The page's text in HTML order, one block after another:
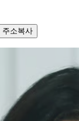
주소복사